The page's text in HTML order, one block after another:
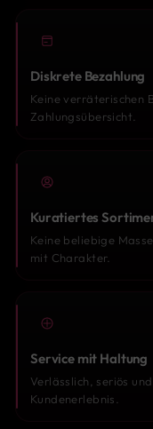
Diskrete Bezahlung
Keine verräterischen
Zahlungsübersicht.
Kuratiertes
Keine beliebige
mit Charakter.
Service mit Haltung
Verlässlich, seriös
Kundenerlebnis.